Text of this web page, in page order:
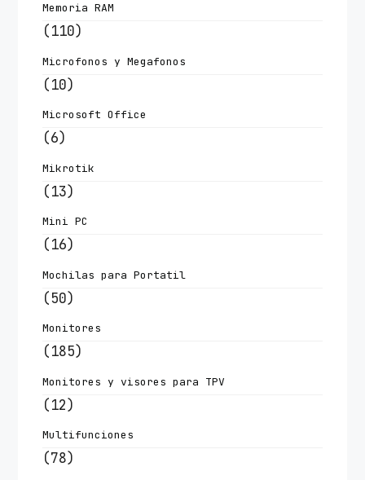
Memoria RAM
(110)
Microfonos y Megafonos
(10)
Microsoft Office
(6)
Mikrotik
(13)
Mini PC
(16)
Mochilas para Portatil
(50)
Monitores
(185)
Monitores y visores para TPV
(12)
Multifunciones
(78)